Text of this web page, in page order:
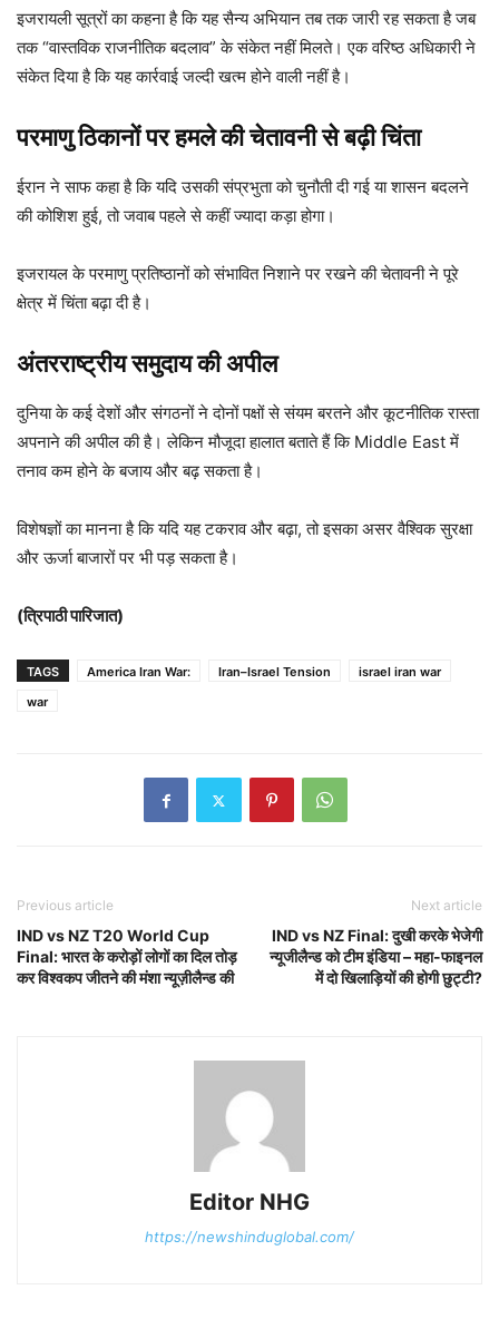
इजरायली सूत्रों का कहना है कि यह सैन्य अभियान तब तक जारी रह सकता है जब
तक “वास्तविक राजनीतिक बदलाव” के संकेत नहीं मिलते। एक वरिष्ठ अधिकारी ने
संकेत दिया है कि यह कार्रवाई जल्दी खत्म होने वाली नहीं है।
परमाणु ठिकानों पर हमले की चेतावनी से बढ़ी चिंता
ईरान ने साफ कहा है कि यदि उसकी संप्रभुता को चुनौती दी गई या शासन बदलने
की कोशिश हुई, तो जवाब पहले से कहीं ज्यादा कड़ा होगा।
इजरायल के परमाणु प्रतिष्ठानों को संभावित निशाने पर रखने की चेतावनी ने पूरे
क्षेत्र में चिंता बढ़ा दी है।
अंतरराष्ट्रीय समुदाय की अपील
दुनिया के कई देशों और संगठनों ने दोनों पक्षों से संयम बरतने और कूटनीतिक रास्ता
अपनाने की अपील की है। लेकिन मौजूदा हालात बताते हैं कि Middle East में
तनाव कम होने के बजाय और बढ़ सकता है।
विशेषज्ञों का मानना है कि यदि यह टकराव और बढ़ा, तो इसका असर वैश्विक सुरक्षा
और ऊर्जा बाजारों पर भी पड़ सकता है।
(त्रिपाठी पारिजात)
TAGS America Iran War: Iran–Israel Tension
israel iran war
war
Previous article
IND vs NZ T20 World Cup
Final: भारत के करोड़ों लोगों का दिल तोड़
कर विश्वकप जीतने की मंशा न्यूज़ीलैन्ड की
Next article
IND vs NZ Final: दुखी करके भेजेगी
न्यूजीलैन्ड को टीम इंडिया – महा-फाइनल
में दो खिलाड़ियों की होगी छुट्टी?
Editor NHG
https://newshinduglobal.com/